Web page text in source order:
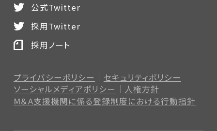
プライバシーポリシー
セキュリティポリシー
ソーシャルメディアポリシー
人権方針
M＆A支援機関に係る登録制度における行動指針
公式Twitter
採用Twitter
採用ノート